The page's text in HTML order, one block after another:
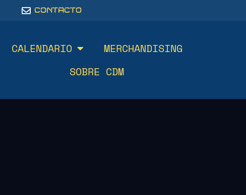
CONTACTO
CALENDARIO
MERCHANDISING
SOBRE CDM